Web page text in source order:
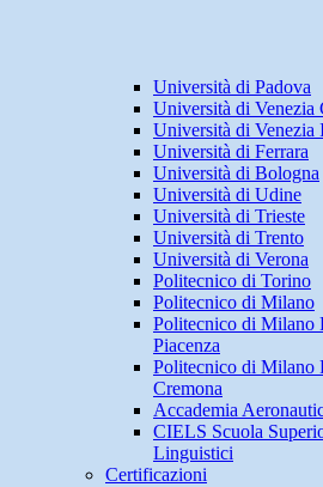
Università di Padova
Università di Venezia
Università di
Università di Ferrara
Università di Bologna
Università di Udine
Università di Trieste
Università di Trento
Università di Verona
Politecnico di Torino
Politecnico di Milano
Politecnico di Milano
Piacenza
Politecnico di Milano
Cremona
Accademia
CIELS Scuola
Linguistici
Certificazioni